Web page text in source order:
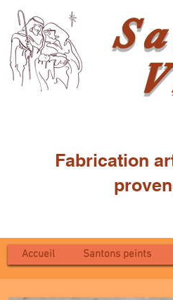
Fabrication
Accueil Santons peints